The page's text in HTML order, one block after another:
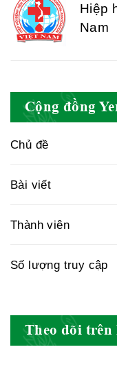
Hiệp
Nam
Cục
BYT
Hội
Cộng đồng
Chủ đề
Bài viết
Thành viên
Số lượng truy cập
Theo dõi trên